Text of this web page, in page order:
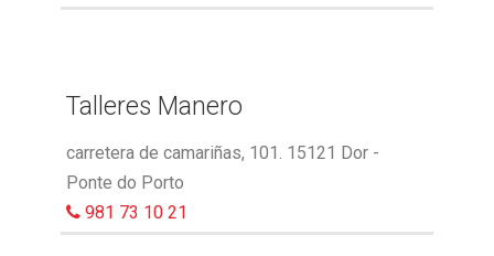
Talleres Manero
carretera de camariñas, 101. 15121 Dor -
Ponte do Porto
981 73 10 21